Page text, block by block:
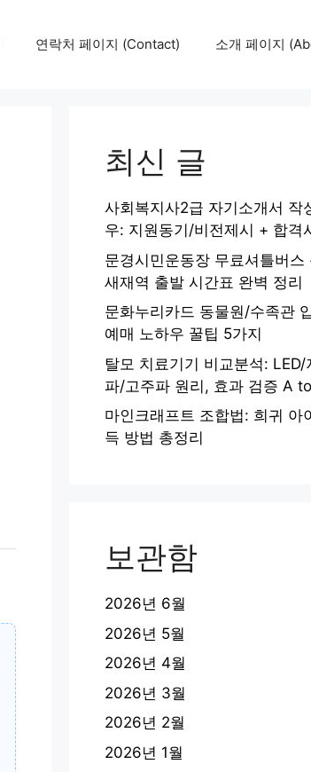
연락처 페이지 (Contact) 소개 페이지
최신 글
사회복지사2급 자기소개서 작
우: 지원동기/비전제시 + 합격
문경시민운동장 무료셔틀버스
새재역 출발 시간표 완벽 정리
문화누리카드 동물원/수족관
예매 노하우 꿀팁 5가지
탈모 치료기기 비교분석: LED/
파/고주파 원리, 효과 검증 A
마인크래프트 조합법: 희귀 아
득 방법 총정리
보관함
2026년 6월
2026년 5월
2026년 4월
2026년 3월
2026년 2월
2026년 1월